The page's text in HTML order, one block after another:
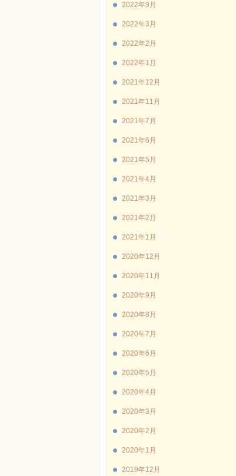
2022年9月
2022年3月
2022年2月
2022年1月
2021年12月
2021年11月
2021年7月
2021年6月
2021年5月
2021年4月
2021年3月
2021年2月
2021年1月
2020年12月
2020年11月
2020年9月
2020年8月
2020年7月
2020年6月
2020年5月
2020年4月
2020年3月
2020年2月
2020年1月
2019年12月